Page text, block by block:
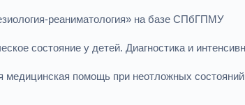
реаниматология» на базе СПбГПМУ
состояние у детей. Диагностика и
медицинская помощь при неотложных